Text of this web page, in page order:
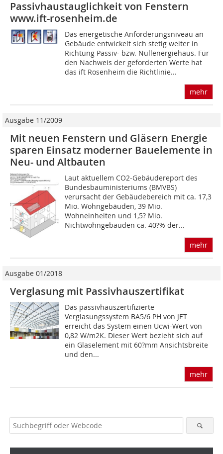
Passivhaustauglichkeit von Fenstern
www.ift-rosenheim.de
Das energetische Anforderungsniveau an
Gebäude entwickelt sich stetig weiter in
Richtung Passiv- bzw. Nullenergiehaus. Für
den Nachweis der geforderten Werte hat
das ift Rosenheim die Richtlinie...
mehr
Ausgabe 11/2009
Mit neuen Fenstern und Gläsern Energie
sparen Einsatz moderner Bauelemente in
Neu- und Altbauten
Laut aktuellem CO2-Gebäudereport des
Bundesbauministeriums (BMVBS)
verursacht der Gebäudebereich mit ca. 17,3
Mio. Wohngebäuden, 39 Mio.
Wohneinheiten und 1,5? Mio.
Nichtwohngebäuden ca. 40?% der...
mehr
Ausgabe 01/2018
Verglasung mit Passivhauszertifikat
Das passivhauszertifizierte
Verglasungssystem BA5/6 PH von JET
erreicht das System einen Ucwi-Wert von
0,82 W/m2K. Dieser Wert bezieht sich auf
ein Glaselement mit 60?mm Ansichtsbreite
und den...
mehr